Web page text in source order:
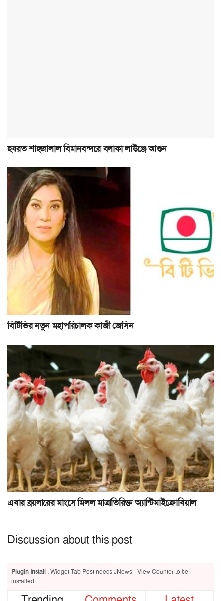
হযরত শাহজালাল বিমানবন্দরে বলাকা লাউঞ্জে আগুন
বিটিভির নতুন মহাপরিচালক কাজী জেসিন
এবার ব্রয়লারের মাংসে মিলল মাত্রাতিরিক্ত অ্যান্টিমাইক্রোবিয়াল
Discussion about this post
Plugin Install : Widget Tab Post needs JNews - View Counter to be
installed